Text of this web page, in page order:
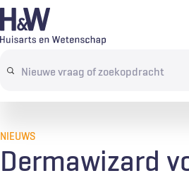
Overslaan
en
de Search
terms
AbonnerenTijdschrift
NIEUWS
Dermawizard